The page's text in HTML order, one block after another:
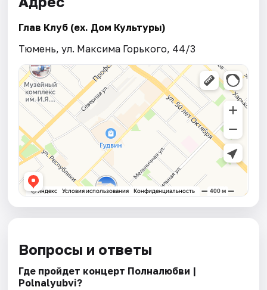
Глав Клуб (ex. Дом Культуры)
Тюмень, ул. Максима Горького, 44/3
Вопросы и ответы
Где пройдет концерт Полналюбви |
Polnalyubvi?